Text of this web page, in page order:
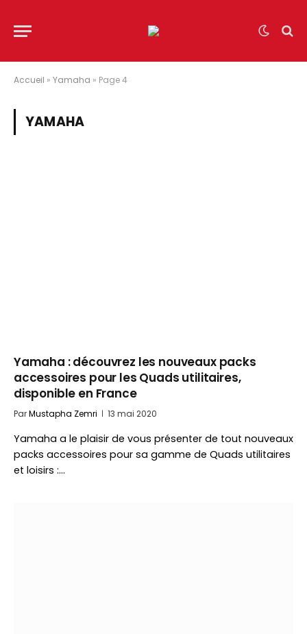
Accueil » Yamaha » Page 4
YAMAHA
Yamaha : découvrez les nouveaux packs
accessoires pour les Quads utilitaires,
disponible en France
ParMustapha Zemri 13 mai 2020
Yamaha a le plaisir de vous présenter de tout nouveaux
packs accessoires pour sa gamme de Quads utilitaires
et loisirs :…